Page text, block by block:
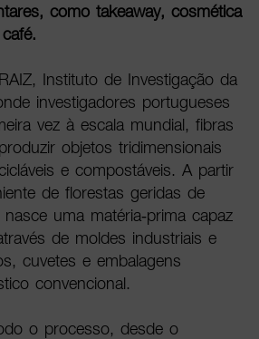
como takeaway, cosmética
Instituto de Investigação da
investigadores portugueses
vez à escala mundial, fibras
objetos tridimensionais
e compostáveis. A partir
de florestas geridas de
uma matéria-prima capaz
de moldes industriais e
cuvetes e embalagens
convencional.
o processo, desde o